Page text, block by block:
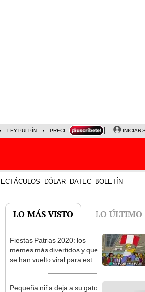
LEY PULPÍN PRECIO DEL DÓLAR CORTE DE
INICIAR
DÓLAR DATEC BOLETÍN
LO MÁS VISTO LO ÚLTIMO
Fiestas Patrias 2020: los
memes más divertidos y que
se han vuelto viral para este
Pequeña niña deja a su gato